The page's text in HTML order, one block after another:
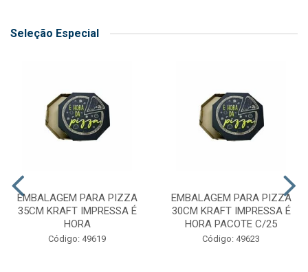
Seleção Especial
EMBALAGEM PARA PIZZA
35CM KRAFT IMPRESSA É
HORA
Código: 49619
EMBALAGEM PARA PIZZA
30CM KRAFT IMPRESSA É
HORA PACOTE C/25
Código: 49623